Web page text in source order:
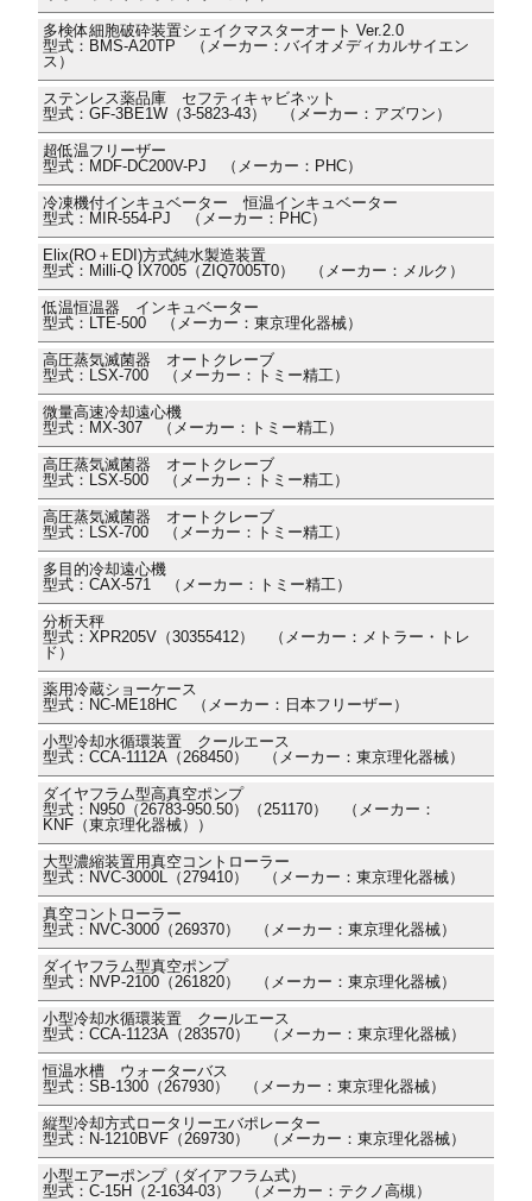
多検体細胞破砕装置シェイクマスターオート Ver.2.0
型式：BMS-A20TP （メーカー：バイオメディカルサイエン
ス）
ステンレス薬品庫 セフティキャビネット
型式：GF-3BE1W（3-5823-43） （メーカー：アズワン）
超低温フリーザー
型式：MDF-DC200V-PJ （メーカー：PHC）
冷凍機付インキュベーター 恒温インキュベーター
型式：MIR-554-PJ （メーカー：PHC）
Elix(RO＋EDI)方式純水製造装置
型式：Milli-Q IX7005（ZIQ7005T0） （メーカー：メルク）
低温恒温器 インキュベーター
型式：LTE-500 （メーカー：東京理化器械）
高圧蒸気滅菌器 オートクレーブ
型式：LSX-700 （メーカー：トミー精工）
微量高速冷却遠心機
型式：MX-307 （メーカー：トミー精工）
高圧蒸気滅菌器 オートクレーブ
型式：LSX-500 （メーカー：トミー精工）
高圧蒸気滅菌器 オートクレーブ
型式：LSX-700 （メーカー：トミー精工）
多目的冷却遠心機
型式：CAX-571 （メーカー：トミー精工）
分析天秤
型式：XPR205V（30355412） （メーカー：メトラー・トレ
ド）
薬用冷蔵ショーケース
型式：NC-ME18HC （メーカー：日本フリーザー）
小型冷却水循環装置 クールエース
型式：CCA-1112A（268450） （メーカー：東京理化器械）
ダイヤフラム型高真空ポンプ
型式：N950（26783-950.50）（251170） （メーカー：
KNF（東京理化器械））
大型濃縮装置用真空コントローラー
型式：NVC-3000L（279410） （メーカー：東京理化器械）
真空コントローラー
型式：NVC-3000（269370） （メーカー：東京理化器械）
ダイヤフラム型真空ポンプ
型式：NVP-2100（261820） （メーカー：東京理化器械）
小型冷却水循環装置 クールエース
型式：CCA-1123A（283570） （メーカー：東京理化器械）
恒温水槽 ウォーターバス
型式：SB-1300（267930） （メーカー：東京理化器械）
縦型冷却方式ロータリーエバポレーター
型式：N-1210BVF（269730） （メーカー：東京理化器械）
小型エアーポンプ（ダイアフラム式）
型式：C-15H（2-1634-03） （メーカー：テクノ高槻）